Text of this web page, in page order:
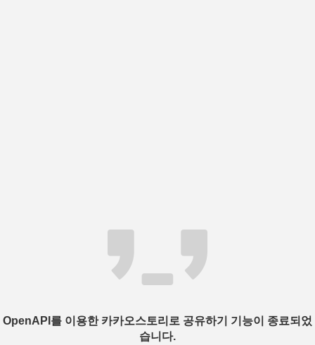
OpenAPI를 이용한 카카오스토리로 공유하기 기능이 종료되었
습니다.